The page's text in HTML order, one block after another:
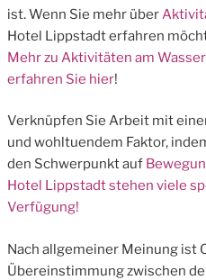
ist. Wenn Sie mehr über
Hotel Lippstadt erfahren
Mehr zu Aktivitäten am
erfahren Sie hier!
Verknüpfen Sie Arbeit mit
und wohltuendem Faktor,
den Schwerpunkt auf
Hotel Lippstadt stehen viele
Verfügung!
Nach allgemeiner Meinung ist
Übereinstimmung zwischen